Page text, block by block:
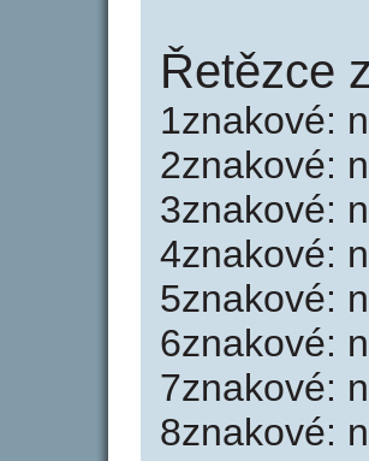
Řetězce
1znakové:
2znakové:
3znakové:
4znakové:
5znakové:
6znakové:
7znakové:
8znakové: